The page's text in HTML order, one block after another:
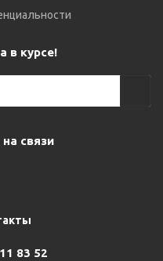
в курсе!
связи
83 52